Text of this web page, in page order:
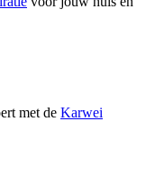
met de Karwei